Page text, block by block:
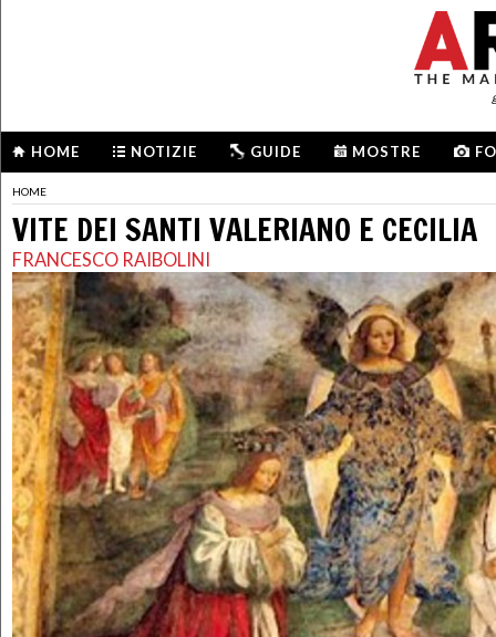
HOME NOTIZIE GUIDE MOSTRE
HOME
VITE DEI SANTI VALERIANO E CECILIA
FRANCESCO RAIBOLINI